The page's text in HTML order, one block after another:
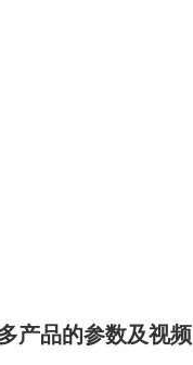
产品的参数及视频